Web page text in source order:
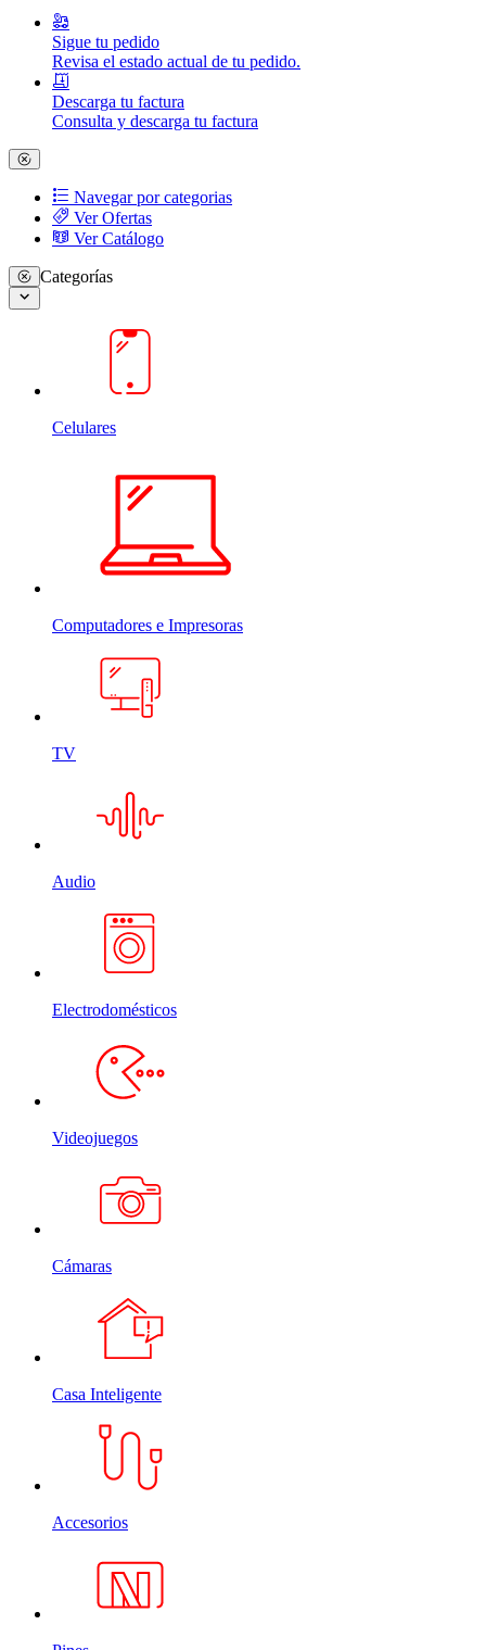
Sigue tu pedido
Revisa el estado actual de tu pedido.
Descarga tu factura
Consulta y descarga tu factura
Navegar por categorias
Ver Ofertas
Ver Catálogo
Categorías
Celulares
Computadores e Impresoras
TV
Audio
Electrodomésticos
Videojuegos
Cámaras
Casa Inteligente
Accesorios